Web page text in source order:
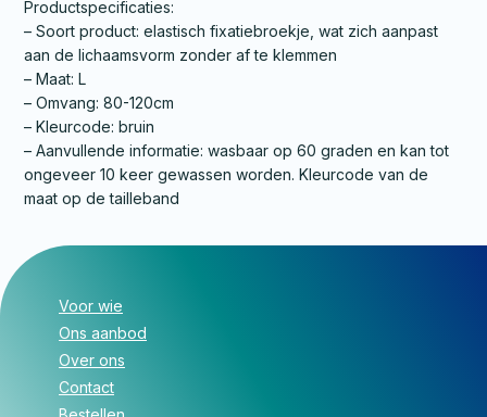
Productspecificaties:
– Soort product: elastisch fixatiebroekje, wat zich aanpast
aan de lichaamsvorm zonder af te klemmen
– Maat: L
– Omvang: 80-120cm
– Kleurcode: bruin
– Aanvullende informatie: wasbaar op 60 graden en kan tot
ongeveer 10 keer gewassen worden. Kleurcode van de
maat op de tailleband
Voor wie
Ons aanbod
Over ons
Contact